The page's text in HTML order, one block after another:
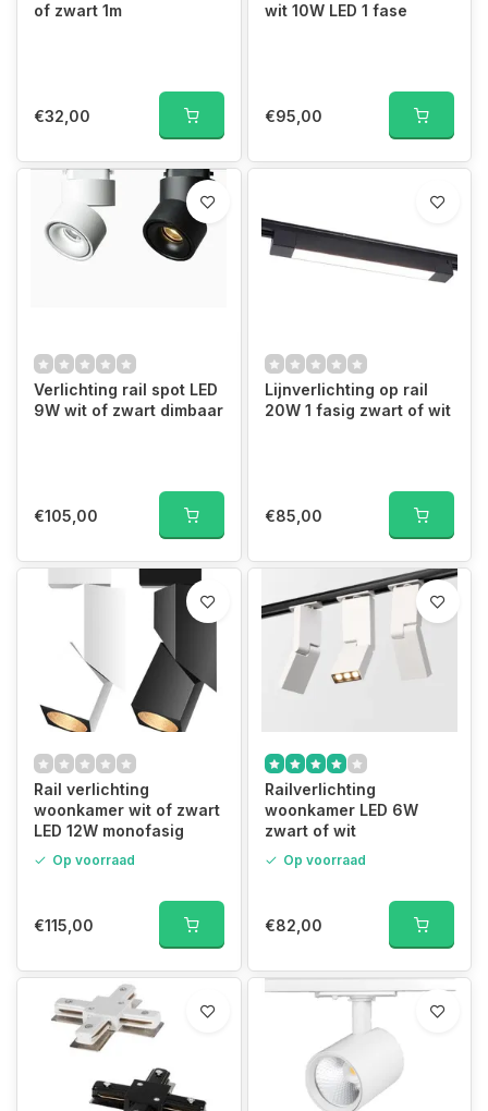
of zwart 1m
€32,00
wit 10W LED 1 fase
€95,00
Verlichting rail spot LED
9W wit of zwart dimbaar
€105,00
Lijnverlichting op rail
20W 1 fasig zwart of wit
€85,00
Rail verlichting
woonkamer wit of zwart
LED 12W monofasig
Op voorraad
€115,00
Railverlichting
woonkamer LED 6W
zwart of wit
Op voorraad
€82,00